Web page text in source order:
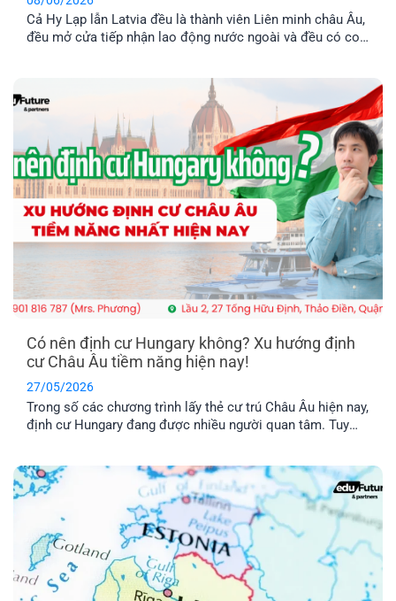
Cả Hy Lạp lẫn Latvia đều là thành viên Liên minh châu Âu,
đều mở cửa tiếp nhận lao động nước ngoài và đều có con
Có nên định cư Hungary không? Xu hướng định
cư Châu Âu tiềm năng hiện nay!
27/05/2026
Trong số các chương trình lấy thẻ cư trú Châu Âu hiện nay,
định cư Hungary đang được nhiều người quan tâm. Tuy
hiểu qua bài viết dưới đây nhé!